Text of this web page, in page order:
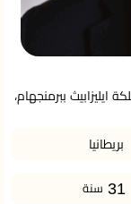
ببرمنجهام،
بريطانيا
31 سنة